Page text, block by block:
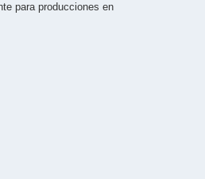
para producciones en